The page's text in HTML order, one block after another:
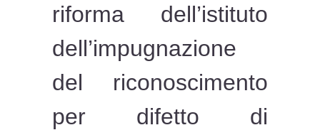
riforma dell’istituto
dell’impugnazione
del riconoscimento
per difetto di